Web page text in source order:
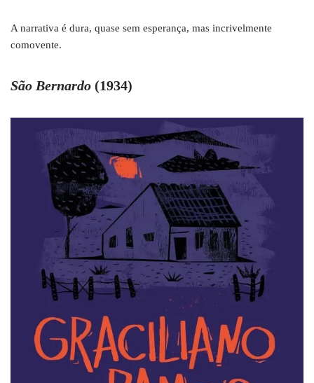
A narrativa é dura, quase sem esperança, mas incrivelmente
comovente.
São Bernardo (1934)